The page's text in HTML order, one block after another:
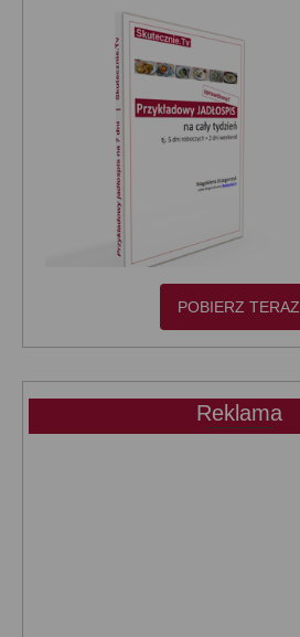
POBIERZ TERAZ
Reklama